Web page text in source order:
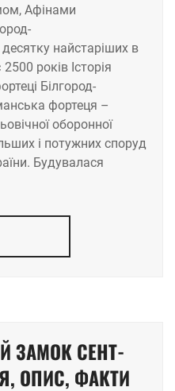
Афінами
найстаріших в
2500 років Історія
Білгород-
фортеця –
оборонної
і потужних споруд
Будувалася
ЗАМОК СЕНТ-
ОПИС, ФАКТИ